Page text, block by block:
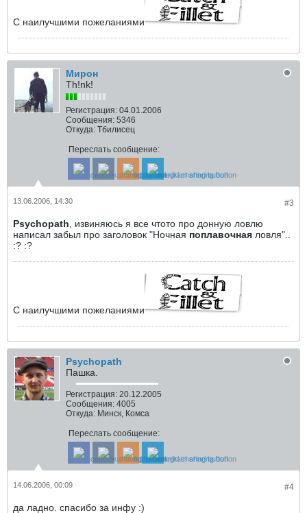
С наилучшими пожеланиями
Мирон
Th!nk!
Регистрация: 04.01.2006
Сообщения: 5346
Откуда: Тбилисец
Переслать сообщение:
#3
13.06.2006, 14:30
Psychopath , извиняюсь я все чтото про донную ловлю
написал забыл про заголовок "Ночная поплавочная ловля"..
:? :?
С наилучшими пожеланиями
Psychopath
Пашка.
Регистрация: 20.12.2005
Сообщения: 4005
Откуда: Минск, Комса
Переслать сообщение:
#4
14.06.2006, 00:09
да ладно. спасибо за инфу :)